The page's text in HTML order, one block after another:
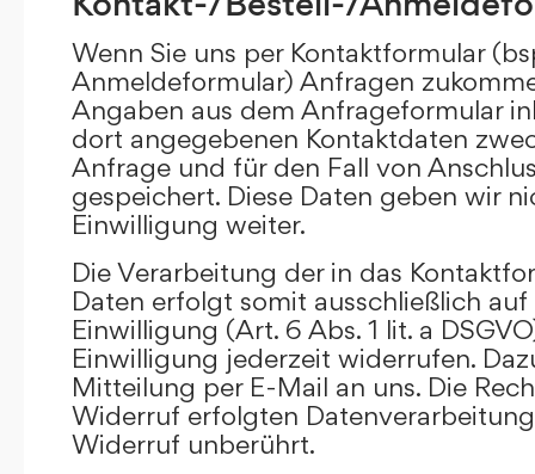
Wenn Sie uns per Kontaktformular
Anmeldeformular) Anfragen
Angaben aus dem Anfrageformular
dort angegebenen Kontaktdaten
Anfrage und für den Fall von
gespeichert. Diese Daten geben wir
Einwilligung weiter.
Die Verarbeitung der in das
Daten erfolgt somit ausschließlich
Einwilligung (Art. 6 Abs. 1 lit. a
Einwilligung jederzeit widerrufen.
Mitteilung per E-Mail an uns. Die
Widerruf erfolgten
Widerruf unberührt.